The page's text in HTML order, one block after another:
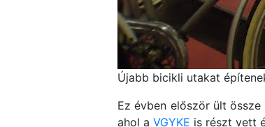
Újabb bicikli utakat
Ez évben először ült össze
ahol a VGYKE is részt vett